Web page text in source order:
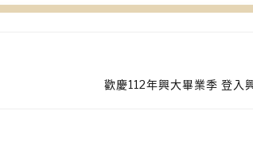
歡慶112年興大畢業季 登入